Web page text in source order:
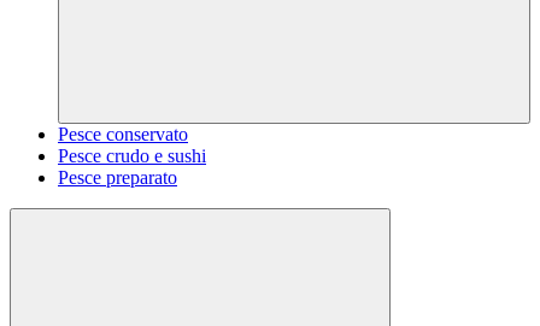
Pesce conservato
Pesce crudo e sushi
Pesce preparato